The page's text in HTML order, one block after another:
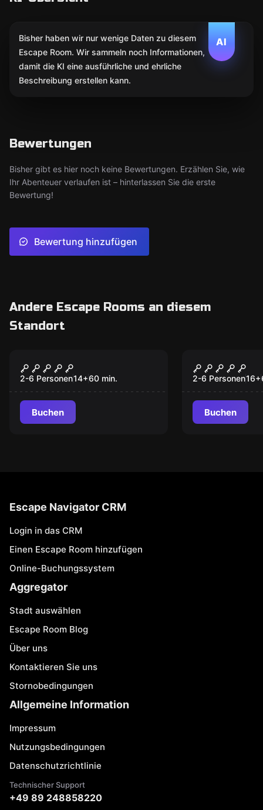
AI
Bisher haben wir nur wenige Daten zu diesem
Escape Room. Wir sammeln noch Informationen,
damit die KI eine ausführliche und ehrliche
Beschreibung erstellen kann.
Bewertungen
Bisher gibt es hier noch keine Bewertungen. Erzählen Sie, wie
Ihr Abenteuer verlaufen ist – hinterlassen Sie die erste
Bewertung!
Bewertung hinzufügen
Andere Escape Rooms an diesem
Standort
Die Bar
2-6 Personen14+60 min.
Buchen
MethLab
2-6 Personen16+
Buchen
Escape Navigator CRM
Login in das CRM
Einen Escape Room hinzufügen
Online-Buchungssystem
Aggregator
Stadt auswählen
Escape Room Blog
Über uns
Kontaktieren Sie uns
Stornobedingungen
Allgemeine Information
Impressum
Nutzungsbedingungen
Datenschutzrichtlinie
Technischer Support
+49 89 248858220